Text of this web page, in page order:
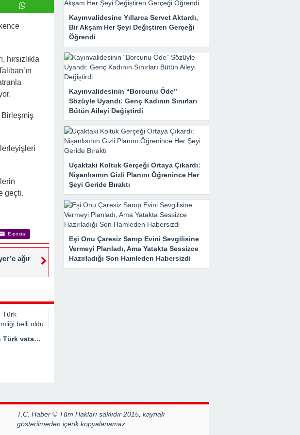
Çıkardı
Birleşmiş
geçti.
E-posta
ağır
İsrail’de ölen Türk vatandaşının kimliği belli oldu
Kayınvalidesine Yıllarca Servet Aktardı,
Bir Akşam Her Şeyi Değiştiren Gerçeği
Öğrendi
Kayınvalidesinin “Borcunu Öde”
Sözüyle Uyandı: Genç Kadının Sınırları
Bütün Aileyi Değiştirdi
Uçaktaki Koltuk Gerçeği Ortaya Çıkardı:
Nişanlısının Gizli Planını Öğrenince Her
Şeyi Geride Bıraktı
Eşi Onu Çaresiz Sanıp Evini Sevgilisine
Vermeyi Planladı, Ama Yatakta Sessizce
Hazırladığı Son Hamleden Habersizdi
T.C. Haber © Tüm Hakları saklıdır 2015, kaynak
gösterilmeden içerik kopyalanamaz.